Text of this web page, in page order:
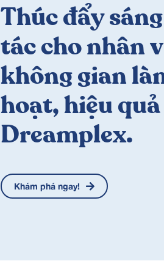
Thúc đẩy
tác cho nhân
không gian
hoạt, hiệu
Dreamplex.
Khám phá ngay!